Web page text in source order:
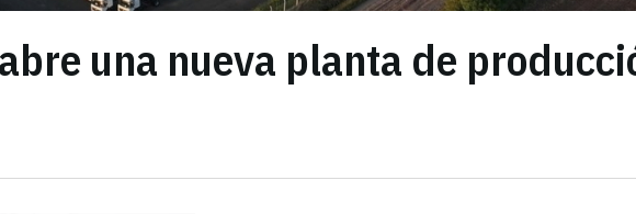
una nueva planta de